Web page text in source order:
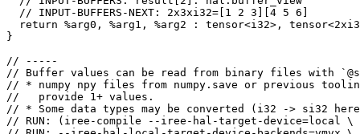
  // INPUT-BUFFERS-NEXT: 2x3xi32=[1 2 3][4 5 6]
return %arg0, %arg1, %arg2 : tensor<i32>,
}
// -----
// Buffer values can be read from binary files with
// * numpy npy files from numpy.save or previous
//   provide 1+ values.
// * Some data types may be converted (i32 -> si32
// RUN: (iree-compile --iree-hal-target-device=local \